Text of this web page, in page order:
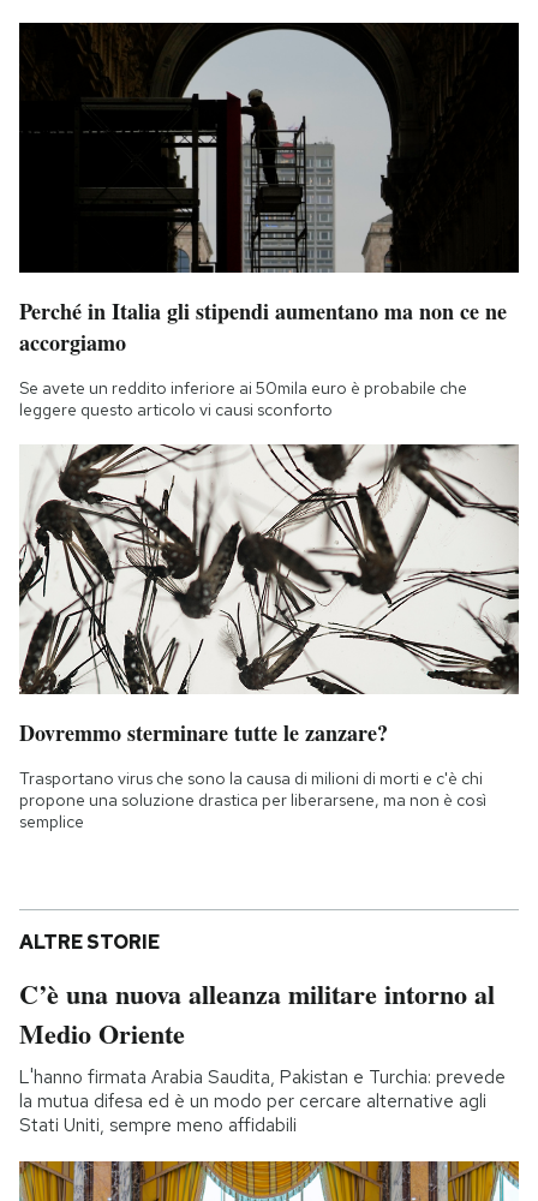
Perché in Italia gli stipendi aumentano ma non ce ne
accorgiamo
Se avete un reddito inferiore ai 50mila euro è probabile che
leggere questo articolo vi causi sconforto
Dovremmo sterminare tutte le zanzare?
Trasportano virus che sono la causa di milioni di morti e c'è chi
propone una soluzione drastica per liberarsene, ma non è così
semplice
ALTRE STORIE
C’è una nuova alleanza militare intorno al
Medio Oriente
L'hanno firmata Arabia Saudita, Pakistan e Turchia: prevede
la mutua difesa ed è un modo per cercare alternative agli
Stati Uniti, sempre meno affidabili